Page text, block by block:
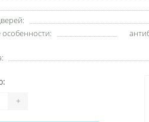
особенности:
+